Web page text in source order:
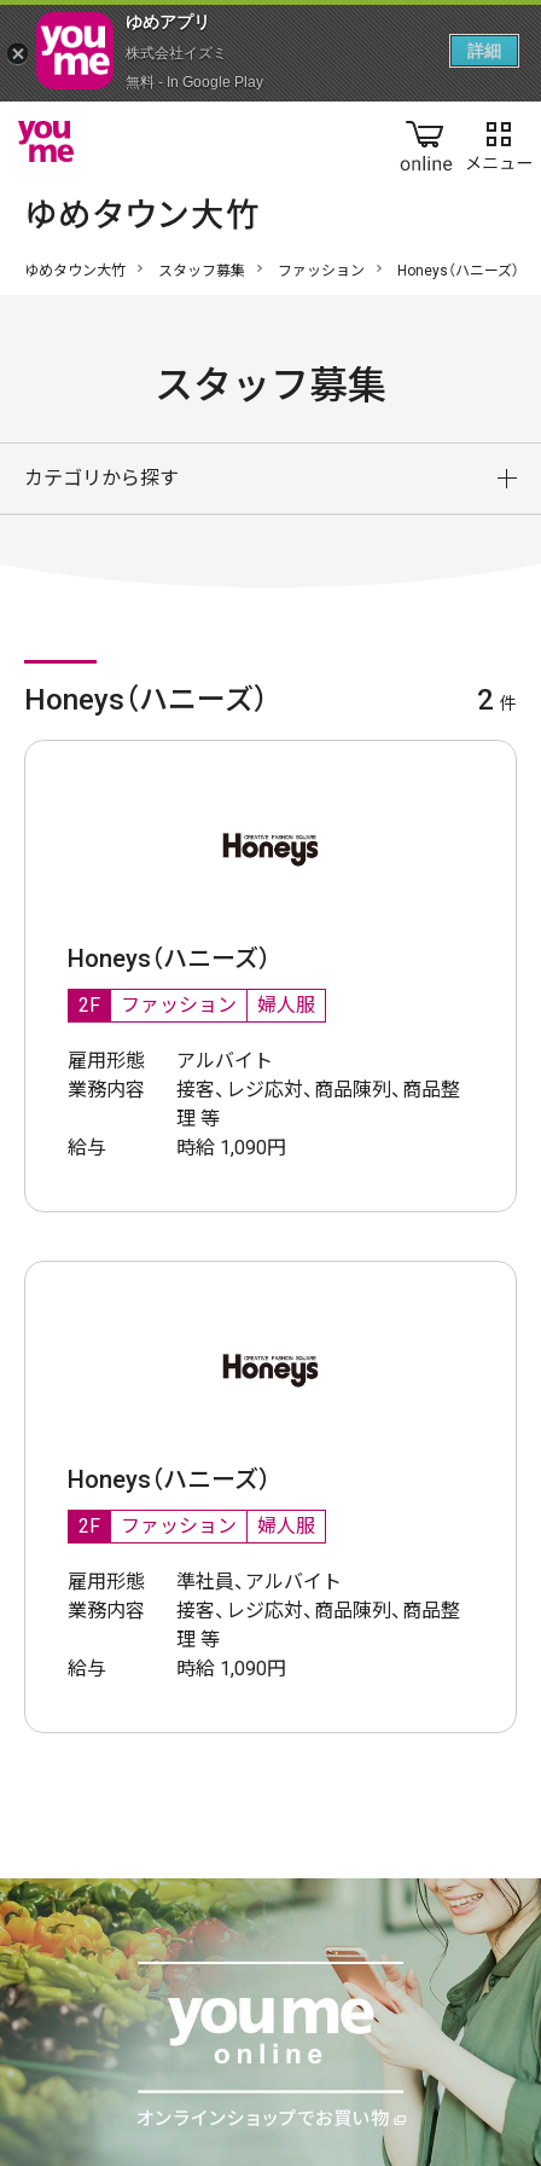
online
ゆめタウン大竹 スタッフ募集 ファッション Honeys（ハニーズ）
スタッフ募集
カテゴリから探す
Honeys（ハニーズ） 2 件
Honeys（ハニーズ）
2F ファッション 婦人服
雇用形態
アルバイト
業務内容
接客、レジ応対、商品陳列、商品整
理 等
給与
時給 1,090円
Honeys（ハニーズ）
2F ファッション 婦人服
雇用形態
準社員、アルバイト
業務内容
接客、レジ応対、商品陳列、商品整
理 等
給与
時給 1,090円
ゆめアプ‪リ‬
株式会社イズミ
無料 - In Google Play
詳細